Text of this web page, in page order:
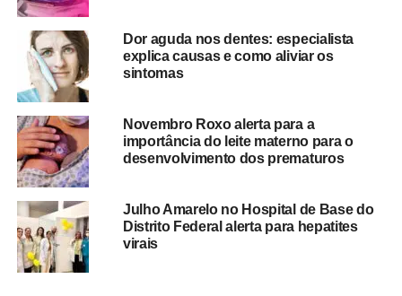
Dor aguda nos dentes: especialista
explica causas e como aliviar os
sintomas
Novembro Roxo alerta para a
importância do leite materno para o
desenvolvimento dos prematuros
Julho Amarelo no Hospital de Base do
Distrito Federal alerta para hepatites
virais